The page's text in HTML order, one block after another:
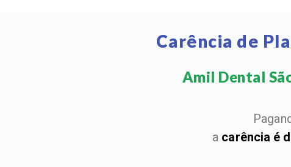
Carência de
Amil Dental
a carência é